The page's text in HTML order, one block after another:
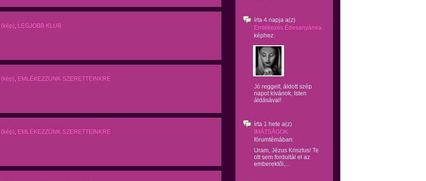
(kép), LEGJOBB KLUB
(kép), EMLÉKEZZÜNK SZERETTEINKRE
(kép), EMLÉKEZZÜNK SZERETTEINKRE
írta 4 napja a(z)
Emlékezés Édesanyámra.
képhez:
Jó reggelt, áldott szép
napot kívánok, Isten
áldásával!
írta 1 hete a(z)
IMÁTSÁGOK
fórumtémában:
Uram, Jézus Krisztus! Te
ott sem fordultál el az
emberektől,...